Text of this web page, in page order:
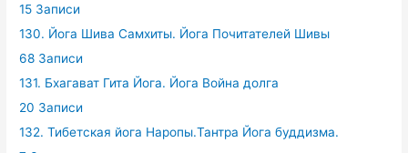
15 Записи
130. Йога Шива Самхиты. Йога Почитателей Шивы
68 Записи
131. Бхагават Гита Йога. Йога Война долга
20 Записи
132. Тибетская йога Наропы.Тантра Йога буддизма.